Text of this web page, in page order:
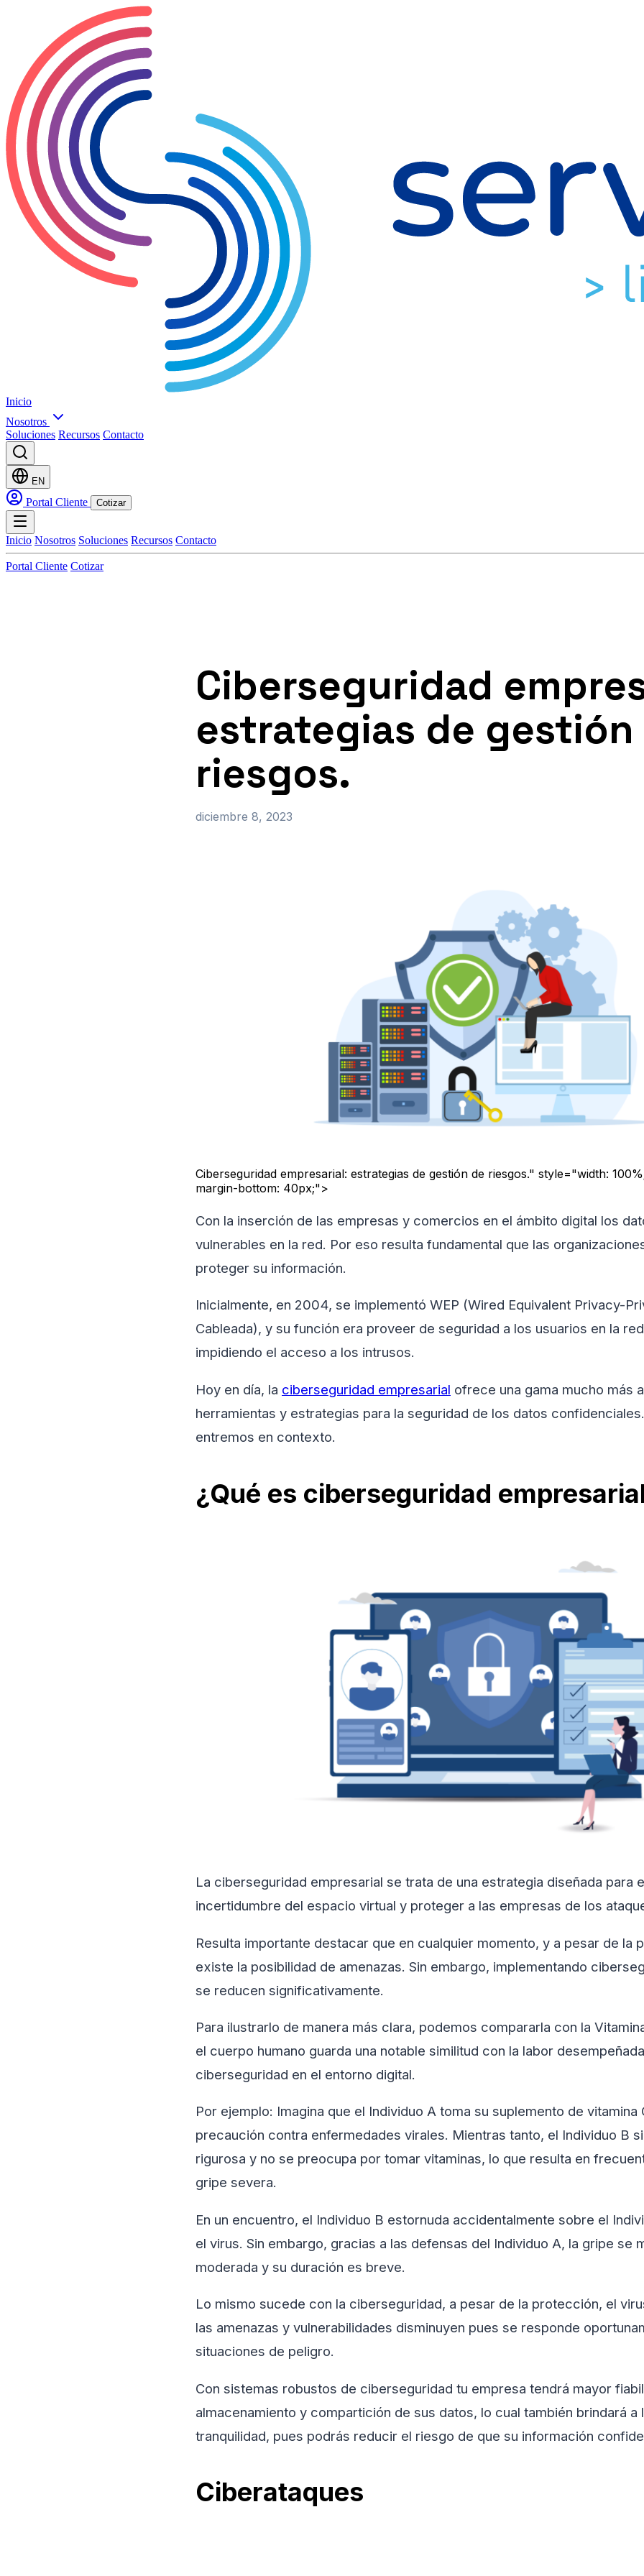
Inicio
Nosotros
Soluciones Recursos Contacto
EN
Portal Cliente Cotizar
Inicio Nosotros Soluciones Recursos Contacto
Portal Cliente Cotizar
Ciberseguridad
estrategias de gestión
riesgos.
diciembre 8, 2023
Ciberseguridad empresarial: estrategias de gestión de riesgos." style="width:
margin-bottom: 40px;">
Con la inserción de las empresas y comercios en el ámbito digital los
vulnerables en la red. Por eso resulta fundamental que las
proteger su información.
Inicialmente, en 2004, se implementó WEP (Wired Equivalent Privacy-
Cableada), y su función era proveer de seguridad a los usuarios en la
impidiendo el acceso a los intrusos.
Hoy en día, la ciberseguridad empresarial ofrece una gama mucho más
herramientas y estrategias para la seguridad de los datos
entremos en contexto.
¿Qué es ciberseguridad
La ciberseguridad empresarial se trata de una estrategia diseñada para
incertidumbre del espacio virtual y proteger a las empresas de los
Resulta importante destacar que en cualquier momento, y a pesar de la
existe la posibilidad de amenazas. Sin embargo, implementando
se reducen significativamente.
Para ilustrarlo de manera más clara, podemos compararla con la
el cuerpo humano guarda una notable similitud con la labor
ciberseguridad en el entorno digital.
Por ejemplo: Imagina que el Individuo A toma su suplemento de vitamina
precaución contra enfermedades virales. Mientras tanto, el Individuo B
rigurosa y no se preocupa por tomar vitaminas, lo que resulta en
gripe severa.
En un encuentro, el Individuo B estornuda accidentalmente sobre el
el virus. Sin embargo, gracias a las defensas del Individuo A, la gripe se
moderada y su duración es breve.
Lo mismo sucede con la ciberseguridad, a pesar de la protección, el
las amenazas y vulnerabilidades disminuyen pues se responde
situaciones de peligro.
Con sistemas robustos de ciberseguridad tu empresa tendrá mayor
almacenamiento y compartición de sus datos, lo cual también brindará a
tranquilidad, pues podrás reducir el riesgo de que su información
Ciberataques